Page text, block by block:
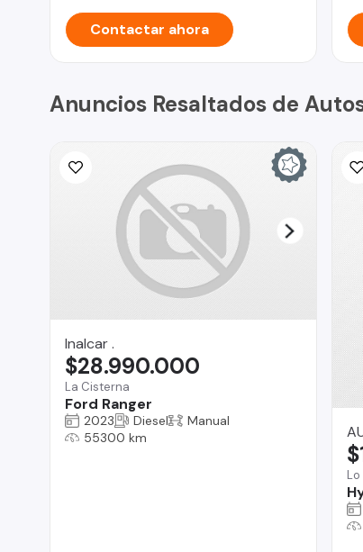
Contactar ahora
Anuncios Resaltados de
Inalcar .
La Cisterna
Ford Ranger
$28.990.000
2023 Diesel
Manual
55300 km